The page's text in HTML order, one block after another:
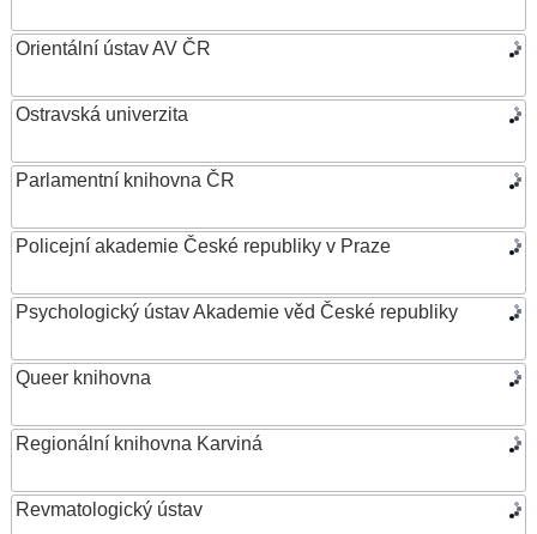
Orientální ústav AV ČR
Ostravská univerzita
Parlamentní knihovna ČR
Policejní akademie České republiky v Praze
Psychologický ústav Akademie věd České republiky
Queer knihovna
Regionální knihovna Karviná
Revmatologický ústav